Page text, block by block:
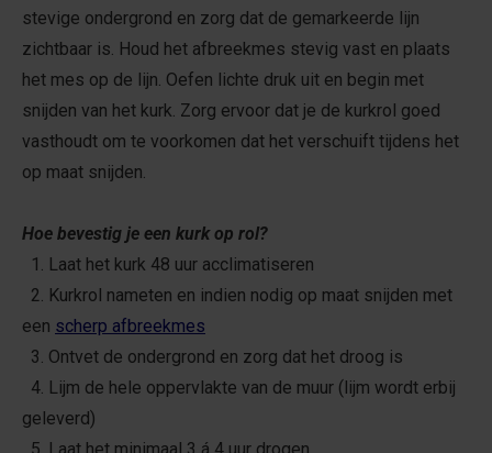
stevige ondergrond en zorg dat de gemarkeerde lijn
zichtbaar is. Houd het afbreekmes stevig vast en plaats
het mes op de lijn. Oefen lichte druk uit en begin met
snijden van het kurk. Zorg ervoor dat je de kurkrol goed
vasthoudt om te voorkomen dat het verschuift tijdens het
op maat snijden.
Hoe bevestig je een kurk op rol?
1. Laat het kurk 48 uur acclimatiseren
2. Kurkrol nameten en indien nodig op maat snijden met
een scherp afbreekmes
3. Ontvet de ondergrond en zorg dat het droog is
4. Lijm de hele oppervlakte van de muur (lijm wordt erbij
geleverd)